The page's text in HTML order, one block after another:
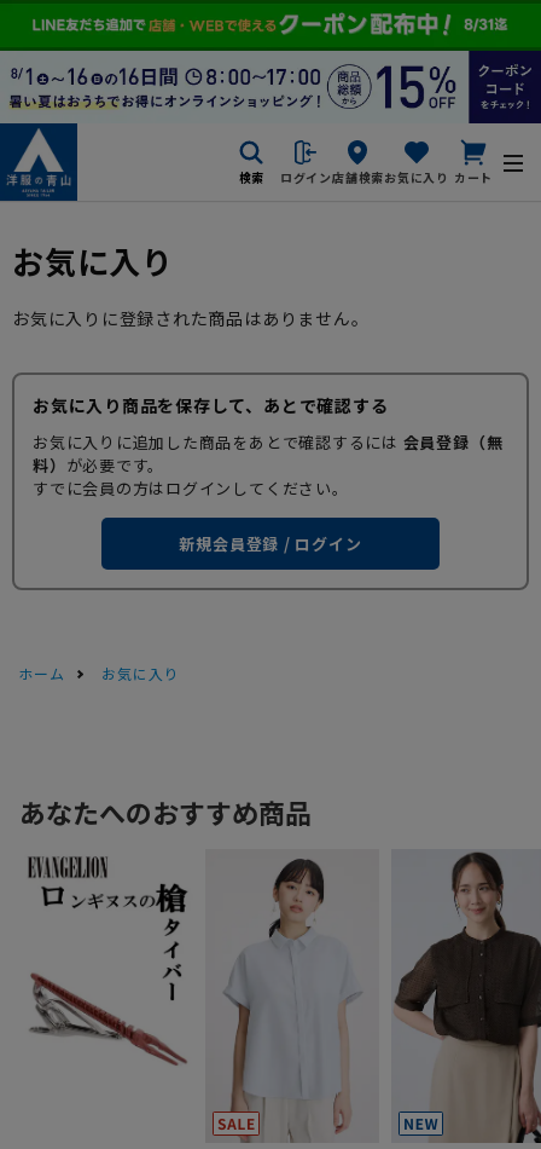
検索 ログイン店舗検索お気に入り カート
お気に入り
お気に入りに登録された商品はありません。
お気に入り商品を保存して、あとで確認する
お気に入りに追加した商品をあとで確認するには 会員登録（無
料） が必要です。
すでに会員の方はログインしてください。
新規会員登録 / ログイン
ホーム お気に入り